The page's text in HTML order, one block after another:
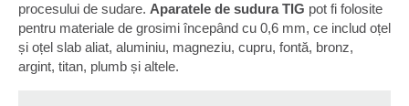
procesului de sudare. Aparatele de sudura TIG pot fi folosite
pentru materiale de grosimi începând cu 0,6 mm, ce includ oțel
și oțel slab aliat, aluminiu, magneziu, cupru, fontă, bronz,
argint, titan, plumb și altele.